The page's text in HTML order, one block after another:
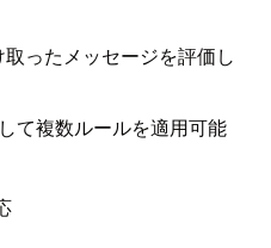
ったメッセージを評価し
て複数ルールを適用可能